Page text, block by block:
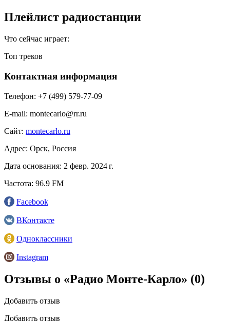
Плейлист радиостанции
Что сейчас играет:
Топ треков
Контактная информация
Телефон: +7 (499) 579-77-09
E-mail: montecarlo@rr.ru
Сайт: montecarlo.ru
Адрес: Орск, Россия
Дата основания: 2 февр. 2024 г.
Частота: 96.9 FM
Facebook
ВКонтакте
Одноклассники
Instagram
Отзывы о «Радио Монте-Карло» (0)
Добавить отзыв
Добавить отзыв